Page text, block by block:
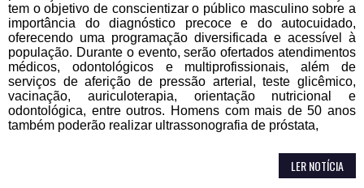
tem o objetivo de conscientizar o público masculino sobre a
importância do diagnóstico precoce e do autocuidado,
oferecendo uma programação diversificada e acessível à
população. Durante o evento, serão ofertados atendimentos
médicos, odontológicos e multiprofissionais, além de
serviços de aferição de pressão arterial, teste glicêmico,
vacinação, auriculoterapia, orientação nutricional e
odontológica, entre outros. Homens com mais de 50 anos
também poderão realizar ultrassonografia de próstata,
LER NOTÍCIA